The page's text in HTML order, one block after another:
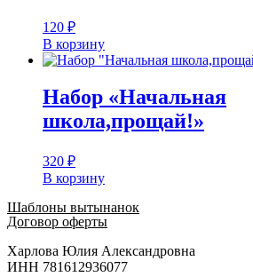
120 ₽
В корзину
Набор «Начальная
школа,прощай!»
320 ₽
В корзину
Шаблоны вытынанок
Договор оферты
Харлова Юлия Александровна
ИНН 781612936077